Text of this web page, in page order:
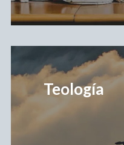
Teología
Más